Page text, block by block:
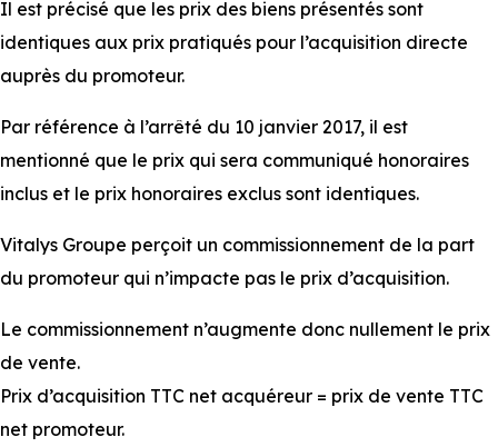
Il est précisé que les prix des biens présentés sont
identiques aux prix pratiqués pour l’acquisition directe
auprès du promoteur.
Par référence à l’arrêté du 10 janvier 2017, il est
mentionné que le prix qui sera communiqué honoraires
inclus et le prix honoraires exclus sont identiques.
Vitalys Groupe perçoit un commissionnement de la part
du promoteur qui n’impacte pas le prix d’acquisition.
Le commissionnement n’augmente donc nullement le prix
de vente.
Prix d’acquisition TTC net acquéreur = prix de vente TTC
net promoteur.